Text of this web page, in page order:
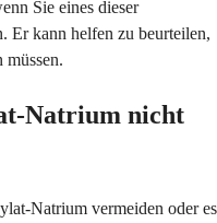
Sie eines dieser
Er kann helfen zu beurteilen,
müssen.
Natrium nicht
Natrium vermeiden oder es